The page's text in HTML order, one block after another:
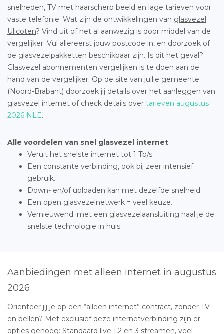
snelheden, TV met haarscherp beeld en lage tarieven voor
vaste telefonie. Wat zijn de ontwikkelingen van glasvezel
Ulicoten? Vind uit of het al aanwezig is door middel van de
vergelijker. Vul allereerst jouw postcode in, en doorzoek of
de glasvezelpakketten beschikbaar zijn. Is dit het geval?
Glasvezel abonnementen vergelijken is te doen aan de
hand van de vergelijker. Op de site van jullie gemeente
(Noord-Brabant) doorzoek jij details over het aanleggen van
glasvezel internet of check details over tarieven augustus
2026 NLE.
Alle voordelen van snel glasvezel internet
Veruit het snelste internet tot 1 Tb/s.
Een constante verbinding, ook bij zeer intensief
gebruik.
Down- en/of uploaden kan met dezelfde snelheid.
Een open glasvezelnetwerk = veel keuze.
Vernieuwend: met een glasvezelaansluiting haal je de
snelste technologie in huis.
Aanbiedingen met alleen internet in augustus
2026
Oriënteer jij je op een “alleen internet” contract, zonder TV
en bellen? Met exclusief deze internetverbinding zijn er
opties genoeg: Standaard live 1,2 en 3 streamen, veel